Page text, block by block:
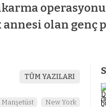
olan
TÜM YAZILARI
Manşetüst New York